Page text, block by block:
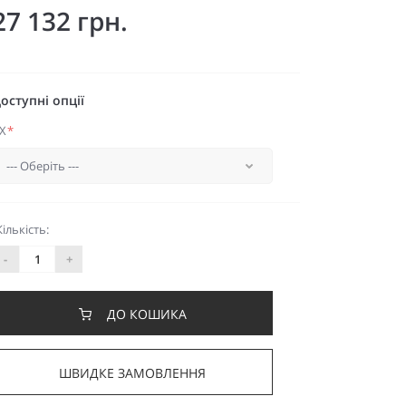
132 грн.
опції
*
-
+
ДО КОШИКА
ШВИДКЕ ЗАМОВЛЕННЯ